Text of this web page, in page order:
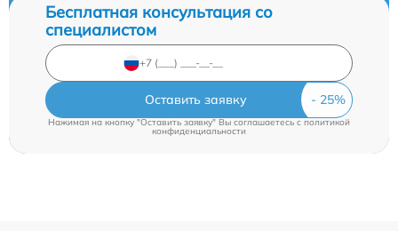
Бесплатная консультация со
специалистом
Оставить заявку
Нажимая на кнопку "Оставить заявку" Вы соглашаетесь cполитикой
конфиденциальности